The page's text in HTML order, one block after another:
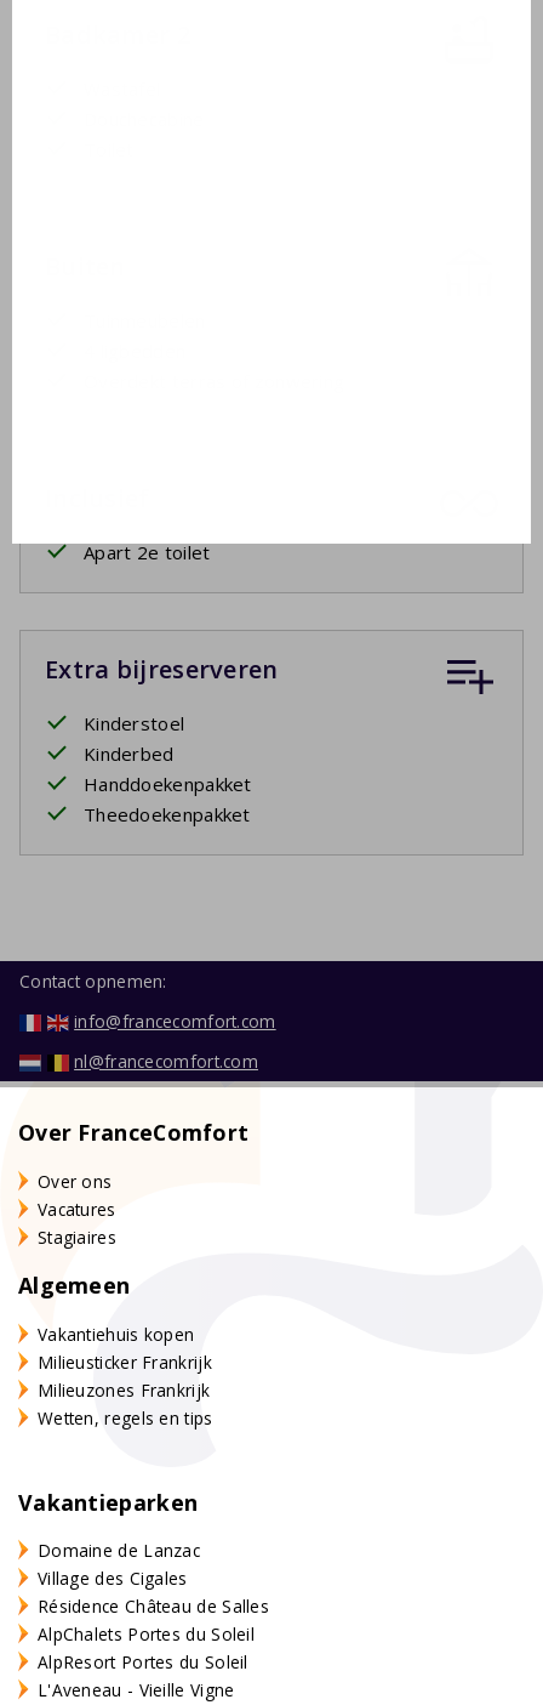
Apart 2e toilet
Extra bijreserveren
Kinderstoel
Kinderbed
Handdoekenpakket
Theedoekenpakket
Contact opnemen:
info@francecomfort.com
nl@francecomfort.com
Over FranceComfort
Over ons
Vacatures
Stagiaires
Algemeen
Vakantiehuis kopen
Milieusticker Frankrijk
Milieuzones Frankrijk
Wetten, regels en tips
Vakantieparken
Domaine de Lanzac
Village des Cigales
Résidence Château de Salles
AlpChalets Portes du Soleil
AlpResort Portes du Soleil
L'Aveneau - Vieille Vigne